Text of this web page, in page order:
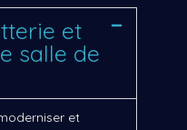
et
salle de
et